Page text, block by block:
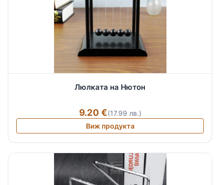
Люлката на Нютон
9.20 €(17.99 лв.)
Виж продукта